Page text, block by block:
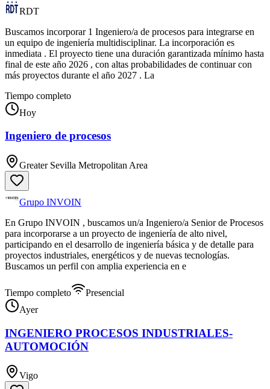
RDT
Buscamos incorporar 1 Ingeniero/a de procesos para integrarse en
un equipo de ingeniería multidisciplinar. La incorporación es
inmediata . El proyecto tiene una duración garantizada mínimo hasta
final de este año 2026 , con altas probabilidades de continuar con
más proyectos durante el año 2027 . La
Tiempo completo
Hoy
Ingeniero de procesos
Greater Sevilla Metropolitan Area
Grupo INVOIN
En Grupo INVOIN , buscamos un/a Ingeniero/a Senior de Procesos
para incorporarse a un proyecto de ingeniería de alto nivel,
participando en el desarrollo de ingeniería básica y de detalle para
proyectos industriales, energéticos y de nuevas tecnologías.
Buscamos un perfil con amplia experiencia en e
Tiempo completo
Presencial
Ayer
INGENIERO PROCESOS INDUSTRIALES-
AUTOMOCIÓN
Vigo